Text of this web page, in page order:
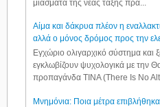
μιάσματα της νέας τάξης πρα...
Αίμα και δάκρυα πλέον η
αλλά ο μόνος δρόμος προς την
Εγχώριο ολιγαρχικό σύστημα και
εγκλωβίζουν ψυχολογικά με την
προπαγάνδα TINA (There Is No
Μνημόνια: Ποια μέτρα